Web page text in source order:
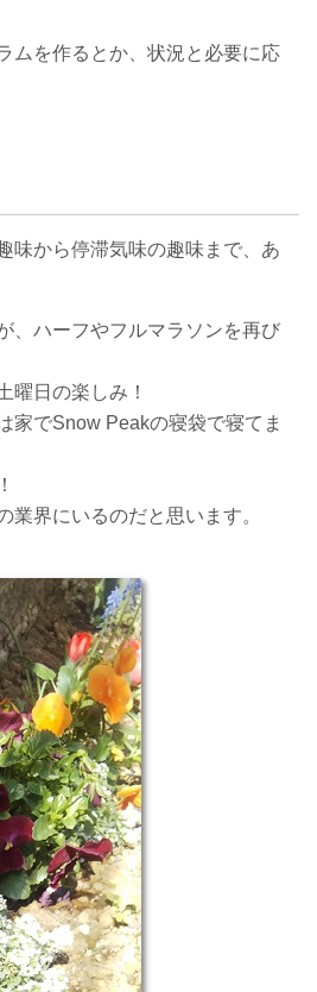
ムを作るとか、状況と必要に応
味から停滞気味の趣味まで、あ
、ハーフやフルマラソンを再び
曜日の楽しみ！
家でSnow Peakの寝袋で寝てま
業界にいるのだと思います。